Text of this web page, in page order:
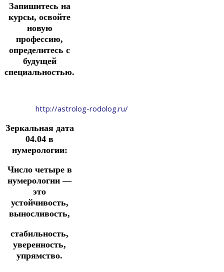
Запишитесь на
курсы, освойте
новую
профессию,
определитесь с
будущей
специальностью.
http://astrolog-rodolog.ru/
Зеркальная дата
04.04 в
нумерологии:
Число четыре в
нумерологии —
это
устойчивость,
выносливость,
стабильность,
уверенность,
упрямство.